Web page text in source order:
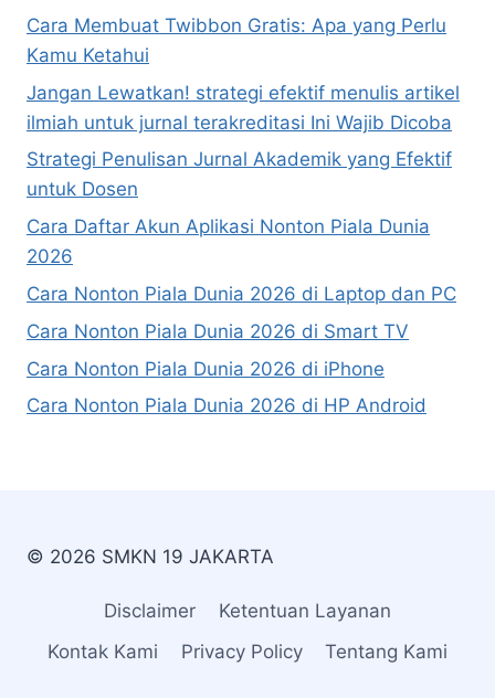
Cara Membuat Twibbon Gratis: Apa yang Perlu
Kamu Ketahui
Jangan Lewatkan! strategi efektif menulis artikel
ilmiah untuk jurnal terakreditasi Ini Wajib Dicoba
Strategi Penulisan Jurnal Akademik yang Efektif
untuk Dosen
Cara Daftar Akun Aplikasi Nonton Piala Dunia
2026
Cara Nonton Piala Dunia 2026 di Laptop dan PC
Cara Nonton Piala Dunia 2026 di Smart TV
Cara Nonton Piala Dunia 2026 di iPhone
Cara Nonton Piala Dunia 2026 di HP Android
© 2026 SMKN 19 JAKARTA
Disclaimer
Ketentuan Layanan
Kontak Kami
Privacy Policy Tentang Kami